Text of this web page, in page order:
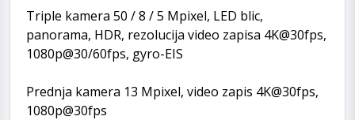
Triple kamera 50 / 8 / 5 Mpixel, LED blic,
panorama, HDR, rezolucija video zapisa 4K@30fps,
1080p@30/60fps, gyro-EIS
Prednja kamera 13 Mpixel, video zapis 4K@30fps,
1080p@30fps